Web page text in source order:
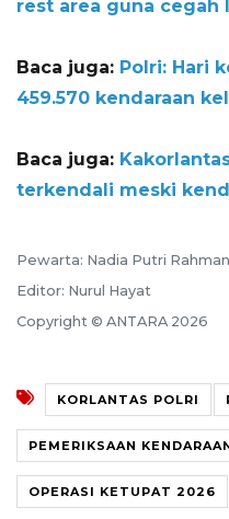
rest area guna cegah
Baca juga: Polri: Hari
459.570 kendaraan
Baca juga:
terkendali meski
Pewarta: Nadia Putri
Editor: Nurul Hayat
Copyright © ANTARA 2026
KORLANTAS POLRI
PEMERIKSAAN
OPERASI KETUPAT 2026